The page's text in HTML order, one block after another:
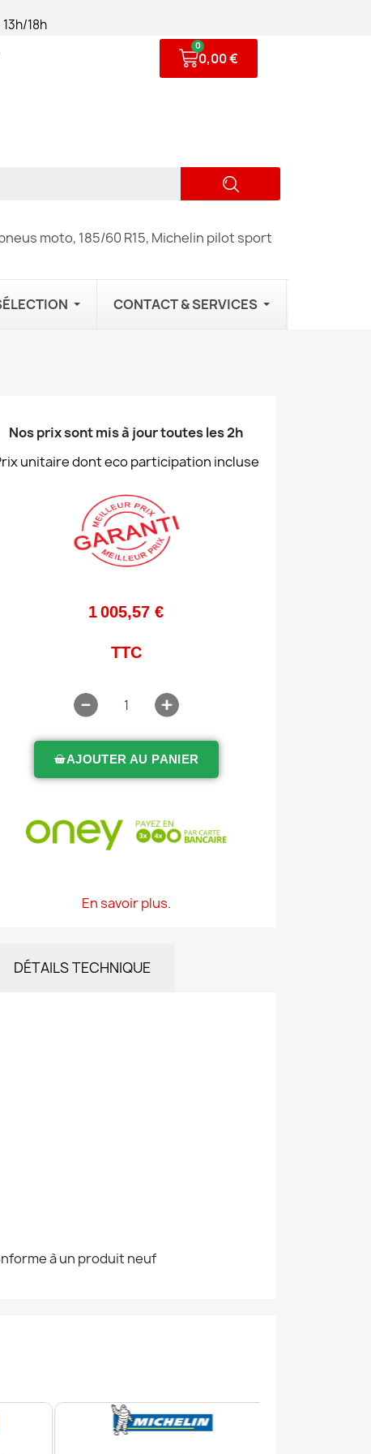
18h
0,00 €
moto, 185/60 R15, Michelin pilot sport
CONTACT & SERVICES
Nos prix sont mis à jour toutes les 2h
unitaire dont eco participation incluse
1 005,57 €
TTC
AJOUTER AU PANIER
En savoir plus.
DÉTAILS TECHNIQUE
à un produit neuf